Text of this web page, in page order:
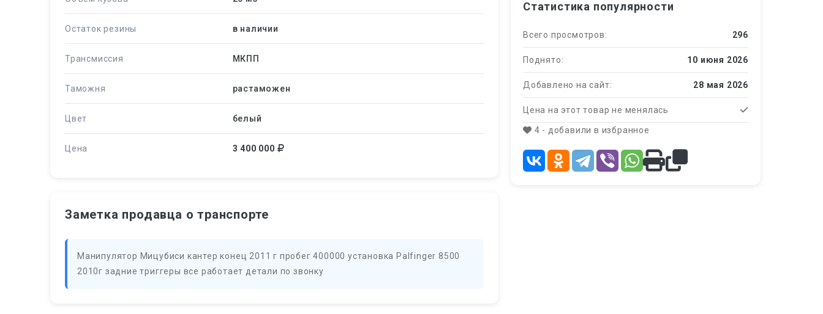
Остаток резины в наличии
Трансмиссия МКПП
Таможня растаможен
Цвет белый
Цена 3 400 000
Заметка продавца о транспорте
Манипулятор Мицубиси кантер конец 2011 г пробег 400000 установка Palfinger 8500
2010г задние триггеры все работает детали по звонку
Статистика популярности
Всего просмотров: 296
Поднято: 10 июня 2026
Добавлено на сайт: 28 мая 2026
Цена на этот товар не менялась
4 - добавили в избранное